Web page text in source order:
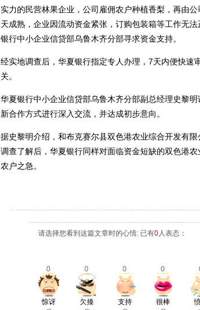
实力的民营林果企业，公司雇佣农户种植香梨，再由
天成熟，企业因流动资金紧张，订购包装箱等工作无
银行中小企业信贷部乌鲁木齐分部寻求资金支持。
经实地调查后，华夏银行指定专人办理，7天内便快速
关。
华夏银行中小企业信贷部乌鲁木齐分部副总经理史黎
新合作方式进行深入交流，并达成初步意向。
据史黎明介绍，和布克赛尔县双色港农业综合开发有
调查了解后，华夏银行同样对面临资金短缺的双色港
农户之急。
请选择您看到这篇文章时的心情: 已有0人表态：
0 0 0 0
惊讶 欠揍 支持 很棒